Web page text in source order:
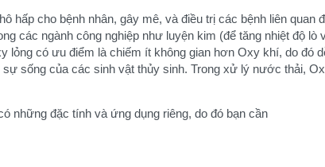
cho bệnh nhân, gây mê, và điều trị các bệnh liên
ngành công nghiệp như luyện kim (để tăng nhiệt
có ưu điểm là chiếm ít không gian hơn Oxy khí, do
sống của các sinh vật thủy sinh. Trong xử lý nước thải,
những đặc tính và ứng dụng riêng, do đó bạn cần